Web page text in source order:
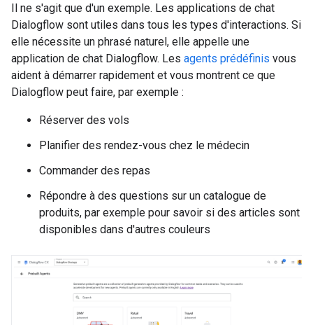
Il ne s'agit que d'un exemple. Les applications de chat
Dialogflow sont utiles dans tous les types d'interactions. Si
elle nécessite un phrasé naturel, elle appelle une
application de chat Dialogflow. Les agents prédéfinis vous
aident à démarrer rapidement et vous montrent ce que
Dialogflow peut faire, par exemple :
Réserver des vols
Planifier des rendez-vous chez le médecin
Commander des repas
Répondre à des questions sur un catalogue de
produits, par exemple pour savoir si des articles sont
disponibles dans d'autres couleurs